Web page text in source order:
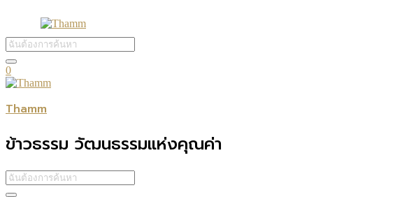
0
Thamm
ข้าวธรรม วัฒนธรรมแห่งคุณค่า